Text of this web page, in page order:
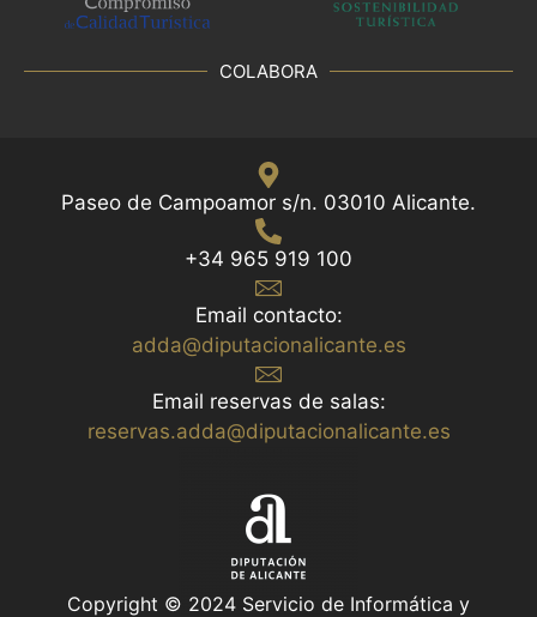
COLABORA
Paseo de Campoamor s/n. 03010 Alicante.
+34 965 919 100
Email contacto:
adda@diputacionalicante.es
Email reservas de salas:
reservas.adda@diputacionalicante.es
Copyright © 2024 Servicio de Informática y